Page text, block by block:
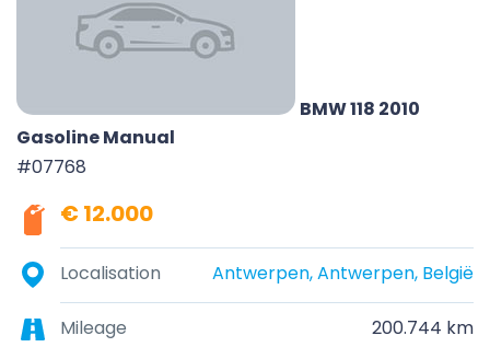
BMW 118 2010
Gasoline Manual
#07768
€ 12.000
Localisation Antwerpen, Antwerpen, België
Mileage 200.744 km